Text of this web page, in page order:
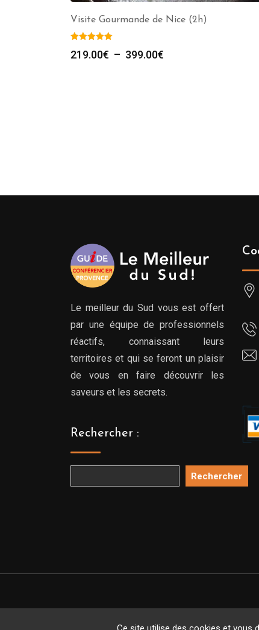
Visite Gourmande de Nice (2h)
219.00€ – 399.00€
Le meilleur du Sud vous est offert
par une équipe de professionnels
réactifs, connaissant leurs
territoires et qui se feront un plaisir
de vous en faire découvrir les
saveurs et les secrets.
Rechercher :
Rechercher